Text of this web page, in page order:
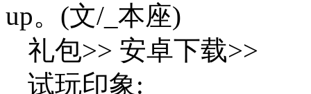
up。(文/_本座)
礼包>> 安卓下载>>
试玩印象: